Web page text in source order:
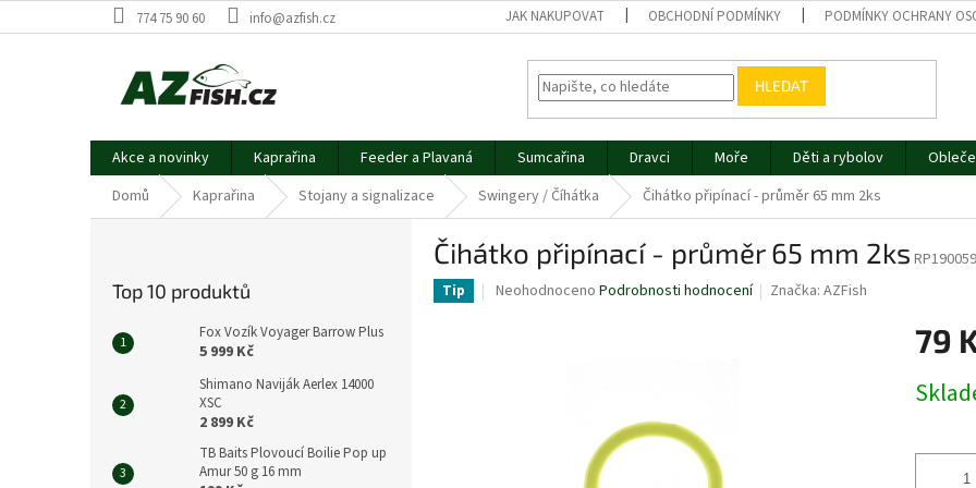
na
774 75 90 60 info@azfish.cz JAK NAKUPOVAT OBCHODNÍ PODMÍNKY PODMÍNKY OCHRANY
HLEDAT
Akce a novinky Kaprařina Feeder a Plavaná Sumcařina Dravci Moře Děti a rybolov
Domů
Kaprařina Stojany a signalizace Swingery / Číhátka Čihátko připínací - průměr 65 mm 2ks
Top 10 produktů
Fox Vozík Voyager Barrow Plus
5 999 Kč
Shimano Naviják Aerlex 14000
XSC
2 899 Kč
TB Baits Plovoucí Boilie Pop up
Amur 50 g 16 mm
Čihátko připínací - průměr 65 mm 2ks
Tip
Průměrné
Neohodnoceno Podrobnosti hodnocení Značka:AZFish
79
cena: